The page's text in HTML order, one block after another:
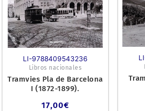
LI-9788409543236
Libros nacionales
Tramvies Pla de Barcelona
I (1872-1899).
17,00€